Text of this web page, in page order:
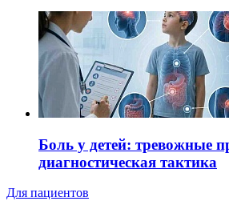
Боль у детей: тревожные
диагностическая тактика
Для пациентов